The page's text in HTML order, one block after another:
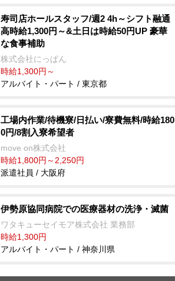
寿司店ホールスタッフ/週2 4h～シフト融通
高時給1,300円～&土日は時給50円UP 豪華
な食事補助
株式会社にっぱん
時給1,300円～
アルバイト・パート / 東京都
工場内作業/待機寮/日払い/寮費無料/時給180
0円/8割入寮希望者
move on株式会社
時給1,800円～2,250円
派遣社員 / 大阪府
伊勢原協同病院での医療器材の洗浄・滅菌
ワタキューセイモア株式会社 業務部
時給1,300円
アルバイト・パート / 神奈川県